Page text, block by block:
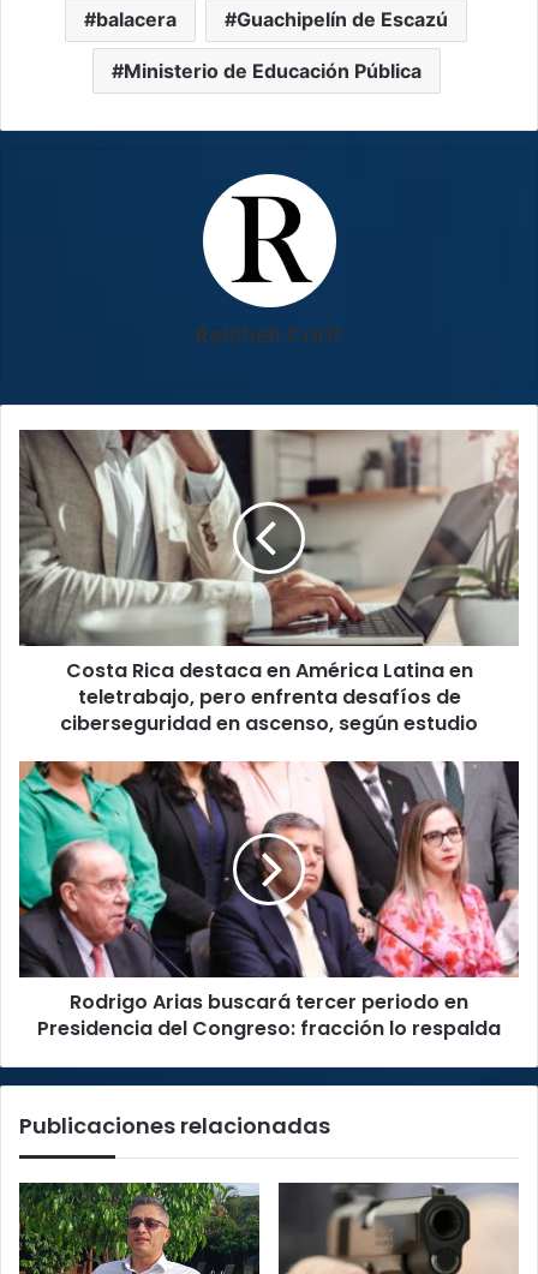
balacera Guachipelín de Escazú
Ministerio de Educación Pública
Reichell Carit
Costa
Rica
destaca
en
América
Latina
en
teletrabajo,
pero
enfrenta
desafíos
en
ascenso,
según
estudio
Costa Rica destaca en América Latina en
teletrabajo, pero enfrenta desafíos de
ciberseguridad en ascenso, según estudio
Rodrigo
Arias
buscará
tercer
periodo
en
Presidencia
del
Congreso:
fracciónRodrigo Arias buscará tercer periodo en
Presidencia del Congreso: fracción lo respalda
Publicaciones relacionadas